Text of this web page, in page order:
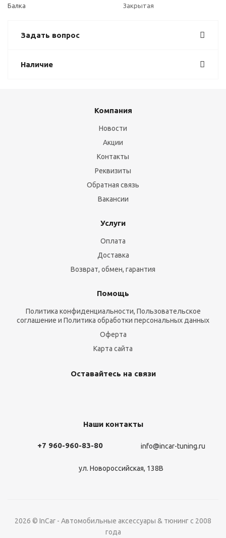
Балка
Закрытая
Задать вопрос
Наличие
Компания
Новости
Акции
Контакты
Реквизиты
Обратная связь
Вакансии
Услуги
Оплата
Доставка
Возврат, обмен, гарантия
Помощь
Политика конфиденциальности, Пользовательское
соглашение и Политика обработки персональных данных
Оферта
Карта сайта
Оставайтесь на связи
Наши контакты
+7 960-960-83-80 info@incar-tuning.ru
ул. Новороссийская, 138В
2026 © InCar - Автомобильные аксессуары & тюнинг с 2008
года